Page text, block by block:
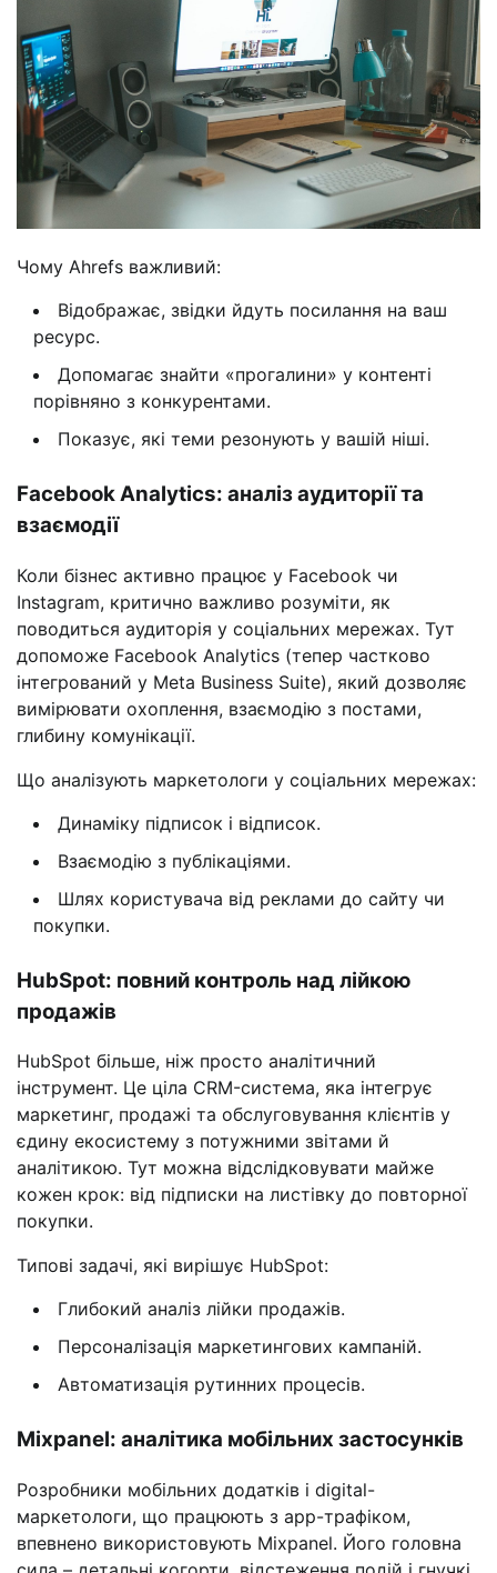
Чому Ahrefs важливий:
Відображає, звідки йдуть посилання на ваш
ресурс.
Допомагає знайти «прогалини» у контенті
порівняно з конкурентами.
Показує, які теми резонують у вашій ніші.
Facebook Analytics: аналіз аудиторії та
взаємодії
Коли бізнес активно працює у Facebook чи
Instagram, критично важливо розуміти, як
поводиться аудиторія у соціальних мережах. Тут
допоможе Facebook Analytics (тепер частково
інтегрований у Meta Business Suite), який дозволяє
вимірювати охоплення, взаємодію з постами,
глибину комунікації.
Що аналізують маркетологи у соціальних мережах:
Динаміку підписок і відписок.
Взаємодію з публікаціями.
Шлях користувача від реклами до сайту чи
покупки.
HubSpot: повний контроль над лійкою
продажів
HubSpot більше, ніж просто аналітичний
інструмент. Це ціла CRM-система, яка інтегрує
маркетинг, продажі та обслуговування клієнтів у
єдину екосистему з потужними звітами й
аналітикою. Тут можна відслідковувати майже
кожен крок: від підписки на листівку до повторної
покупки.
Типові задачі, які вирішує HubSpot:
Глибокий аналіз лійки продажів.
Персоналізація маркетингових кампаній.
Автоматизація рутинних процесів.
Mixpanel: аналітика мобільних застосунків
Розробники мобільних додатків і digital-
маркетологи, що працюють з app-трафіком,
впевнено використовують Mixpanel. Його головна